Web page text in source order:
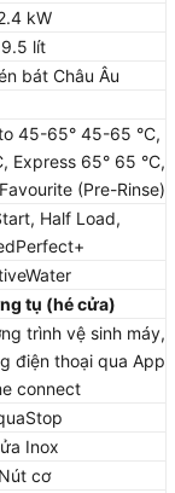
kW
9.5 lít
bát Châu Âu
45-65° 45-65 °C,
Express 65° 65 °C,
(Pre-Rinse)
Half Load,
tụ (hé cửa)
trình vệ sinh máy,
điện thoại qua App
connect
Inox
Nút cơ